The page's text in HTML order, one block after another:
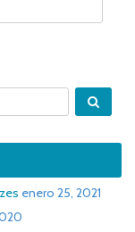
enero 25, 2021